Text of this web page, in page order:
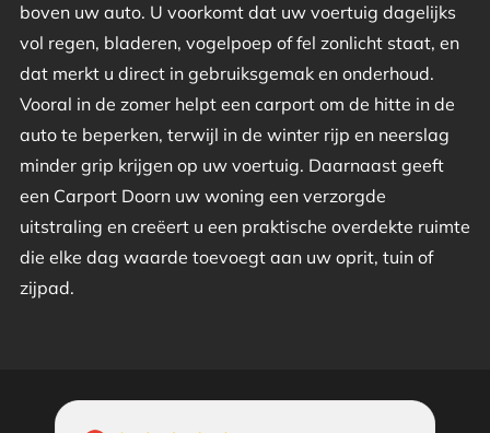
boven uw auto. U voorkomt dat uw voertuig dagelijks
vol regen, bladeren, vogelpoep of fel zonlicht staat, en
dat merkt u direct in gebruiksgemak en onderhoud.
Vooral in de zomer helpt een carport om de hitte in de
auto te beperken, terwijl in de winter rijp en neerslag
minder grip krijgen op uw voertuig. Daarnaast geeft
een Carport Doorn uw woning een verzorgde
uitstraling en creëert u een praktische overdekte ruimte
die elke dag waarde toevoegt aan uw oprit, tuin of
zijpad.